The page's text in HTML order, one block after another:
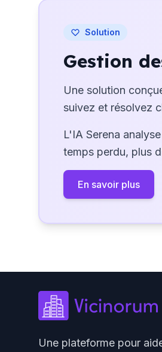
Solution
Gestion
Une solution
suivez et résolvez
L'IA Serena
temps perdu, plus
En savoir plus
Une plateforme pour